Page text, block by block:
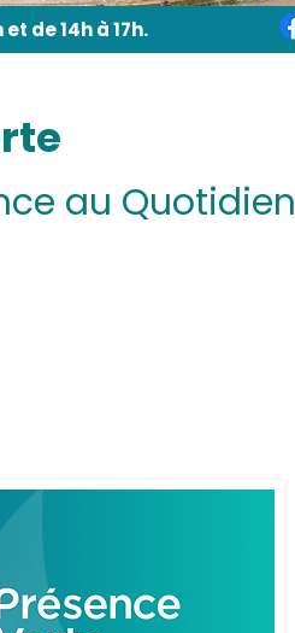
de 14h à 17h.
au Quotidien